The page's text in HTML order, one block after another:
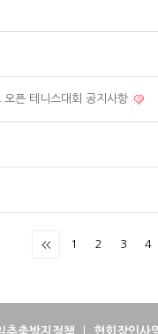
픈 테니스대회 공지사항
1 2 3 4
추출방지정책 협회장인사